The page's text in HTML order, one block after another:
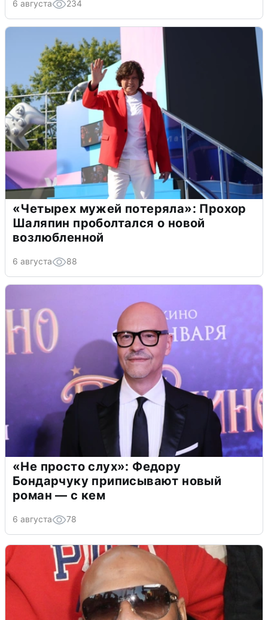
6 августа 234
«Четырех мужей потеряла»: Прохор
Шаляпин проболтался о новой
возлюбленной
6 августа 88
«Не просто слух»: Федору
Бондарчуку приписывают новый
роман — с кем
6 августа 78